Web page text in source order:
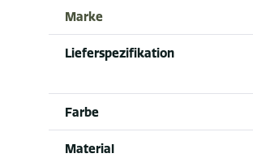
Marke
Lieferspezifikation
Farbe
Material